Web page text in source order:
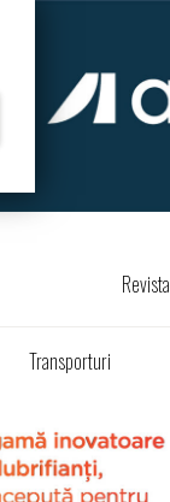
Revista
Transporturi